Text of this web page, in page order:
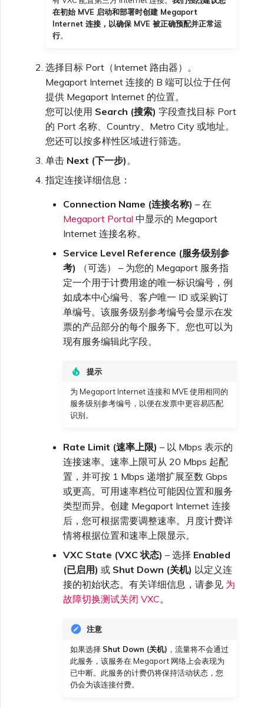
在初始 MVE 启动和部署时创建 Megaport
Internet 连接，以确保 MVE 被正确预配并正常运
行。
选择目标 Port（Internet 路由器）。
Megaport Internet 连接的 B 端可以位于任何
提供 Megaport Internet 的位置。
您可以使用 Search (搜索) 字段查找目标 Port
的 Port 名称、Country、Metro City 或地址。
您还可以按多样性区域进行筛选。
单击 Next (下一步) 。
指定连接详细信息：
Connection Name (连接名称) – 在
Megaport Portal 中显示的 Megaport
Internet 连接名称。
Service Level Reference (服务级别参
考) （可选） – 为您的 Megaport 服务指
定一个用于计费用途的唯一标识编号，例
如成本中心编号、客户唯一 ID 或采购订
单编号。该服务级别参考编号会显示在发
票的产品部分的每个服务下。您也可以为
现有服务编辑此字段。
提示
为 Megaport Internet 连接和 MVE 使用相同的
服务级别参考编号，以便在发票中更容易匹配
识别。
Rate Limit (速率上限) – 以 Mbps 表示的
连接速率。速率上限可从 20 Mbps 起配
置，并可按 1 Mbps 递增扩展至数 Gbps
或更高。可用速率档位可能因位置和服务
类型而异。创建 Megaport Internet 连接
后，您可根据需要调整速率。月度计费详
情将根据位置和速率上限显示。
VXC State (VXC 状态) – 选择 Enabled
(已启用) 或 Shut Down (关机) 以定义连
接的初始状态。有关详细信息，请参见 为
故障切换测试关闭 VXC。
注意
如果选择 Shut Down (关机) ，流量将不会通过
此服务，该服务在 Megaport 网络上会表现为
已中断。此服务的计费仍将保持活动状态，您
仍会为该连接付费。